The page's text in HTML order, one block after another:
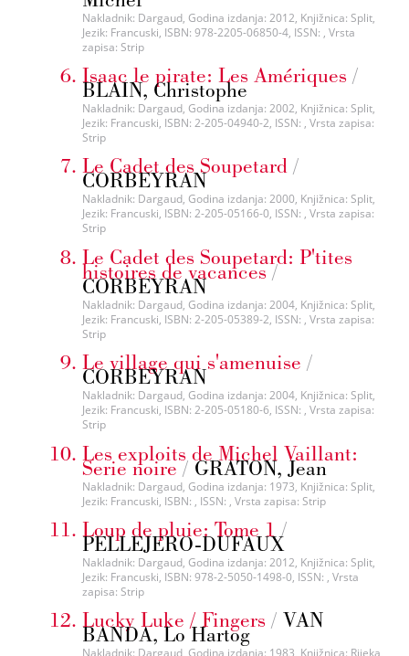
Nakladnik: Dargaud, Godina izdanja: 2012, Knjižnica: Split,
Jezik: Francuski, ISBN: 978-2205-06850-4, ISSN: , Vrsta
zapisa: Strip
Isaac le pirate: Les Amériques /
BLAIN, Christophe
Nakladnik: Dargaud, Godina izdanja: 2002, Knjižnica: Split,
Jezik: Francuski, ISBN: 2-205-04940-2, ISSN: , Vrsta zapisa:
Strip
Le Cadet des Soupetard /
CORBEYRAN
Nakladnik: Dargaud, Godina izdanja: 2000, Knjižnica: Split,
Jezik: Francuski, ISBN: 2-205-05166-0, ISSN: , Vrsta zapisa:
Strip
Le Cadet des Soupetard: P'tites
histoires de vacances/
CORBEYRAN
Nakladnik: Dargaud, Godina izdanja: 2004, Knjižnica: Split,
Jezik: Francuski, ISBN: 2-205-05389-2, ISSN: , Vrsta zapisa:
Strip
Le village qui s'amenuise /
CORBEYRAN
Nakladnik: Dargaud, Godina izdanja: 2004, Knjižnica: Split,
Jezik: Francuski, ISBN: 2-205-05180-6, ISSN: , Vrsta zapisa:
Strip
Les exploits de Michel Vaillant:
Serie noire/GRATON, Jean
Nakladnik: Dargaud, Godina izdanja: 1973, Knjižnica: Split,
Jezik: Francuski, ISBN: , ISSN: , Vrsta zapisa: Strip
Loup de pluie: Tome 1 /
PELLEJERO-DUFAUX
Nakladnik: Dargaud, Godina izdanja: 2012, Knjižnica: Split,
Jezik: Francuski, ISBN: 978-2-5050-1498-0, ISSN: , Vrsta
zapisa: Strip
Lucky Luke / Fingers / VAN
BANDA, Lo Hartog